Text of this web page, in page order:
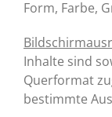
Form, Farbe,
Inhalte sind
Querformat
bestimmte